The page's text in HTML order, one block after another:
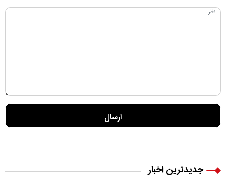
جدیدترین اخبار